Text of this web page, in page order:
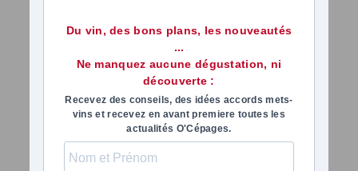
Du vin, des bons plans, les nouveautés
...
Ne manquez aucune dégustation, ni
découverte :
Recevez des conseils, des idées accords mets-
vins et recevez en avant premiere toutes les
actualités O'Cépages.